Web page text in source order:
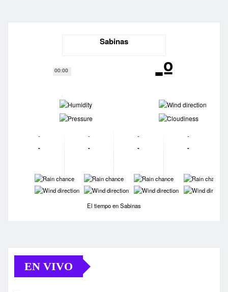
00:00
Sabinas
-º
-
-
-
-
-
-
-
-
-
-
-
-
-
-
-
-
-
-
-
-
El tiempo en Sabinas
EN VIVO